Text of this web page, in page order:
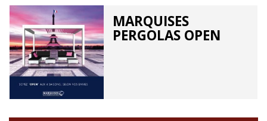
MARQUISES
PERGOLAS OPEN